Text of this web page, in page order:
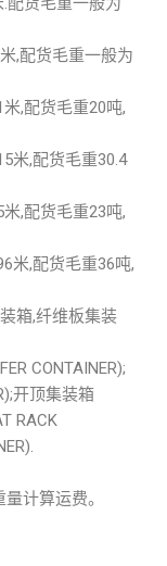
,配货毛重一般为
,配货毛重20吨,
米,配货毛重30.4
,配货毛重23吨,
米,配货毛重36吨,
箱,纤维板集装
CONTAINER);
开顶集装箱
RACK
量计算运费。